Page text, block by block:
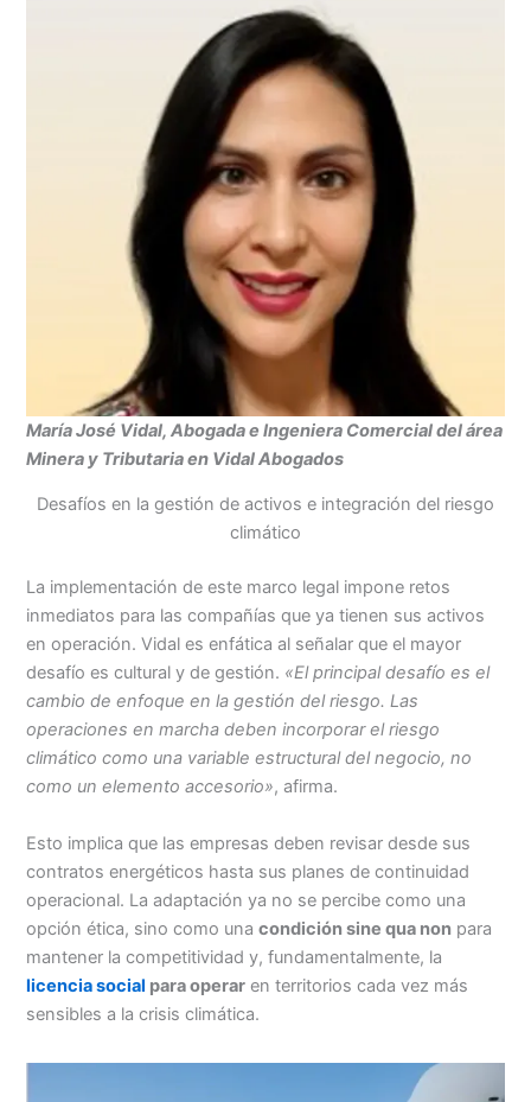
María José Vidal, Abogada e Ingeniera Comercial del área
Minera y Tributaria en Vidal Abogados
Desafíos en la gestión de activos e integración del riesgo
climático
La implementación de este marco legal impone retos
inmediatos para las compañías que ya tienen sus activos
en operación. Vidal es enfática al señalar que el mayor
desafío es cultural y de gestión. «El principal desafío es el
cambio de enfoque en la gestión del riesgo. Las
operaciones en marcha deben incorporar el riesgo
climático como una variable estructural del negocio, no
como un elemento accesorio», afirma.
Esto implica que las empresas deben revisar desde sus
contratos energéticos hasta sus planes de continuidad
operacional. La adaptación ya no se percibe como una
opción ética, sino como unacondición sine qua non para
mantener la competitividad y, fundamentalmente, la
licencia social para operar en territorios cada vez más
sensibles a la crisis climática.